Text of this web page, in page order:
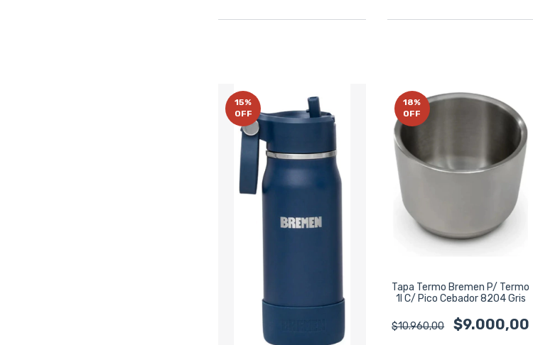
15%
OFF
18%
OFF
Tapa Termo Bremen P/ Termo
1l C/ Pico Cebador 8204 Gris
$10.960,00 $9.000,00